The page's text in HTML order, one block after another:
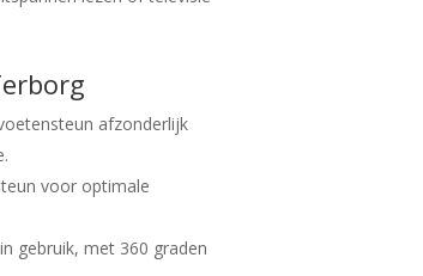
afzonderlijk
voor optimale
gebruik, met 360 graden